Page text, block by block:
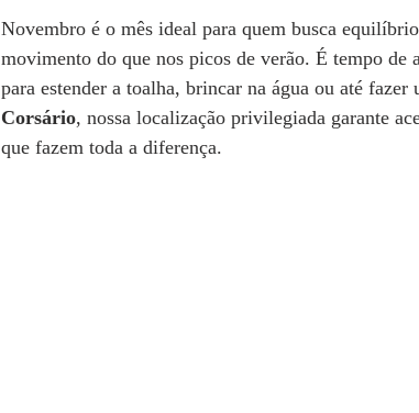
Novembro é o mês ideal para quem busca
movimento do que nos picos de verão. É tempo de
para estender a toalha, brincar na água ou até
Corsário, nossa localização privilegiada garante
que fazem toda a diferença.